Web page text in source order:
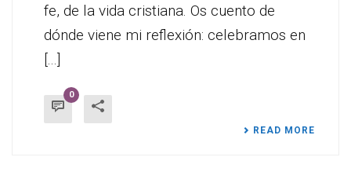
fe, de la vida cristiana. Os cuento de
dónde viene mi reflexión: celebramos en
[...]
0
READ MORE